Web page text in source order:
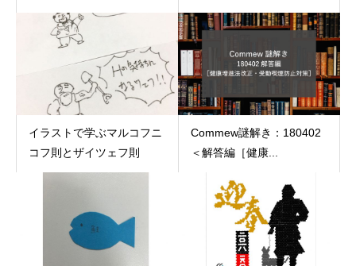
イラストで学ぶマルコフニ
コフ則とザイツェフ則
Commew謎解き：180402
＜解答編［健康...